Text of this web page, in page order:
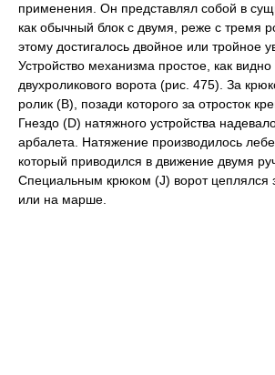
применения. Он представлял собой в
как обычный блок с двумя, реже с тремя
этому достигалось двойное или тройное
Устройство механизма простое, как
двухроликового ворота (рис. 475). За
ролик (В), позади которого за отросток
Гнездо (D) натяжного устройства
арбалета. Натяжение производилось
который приводился в движение двумя
Специальным крюком (J) ворот цеплялся
или на марше.